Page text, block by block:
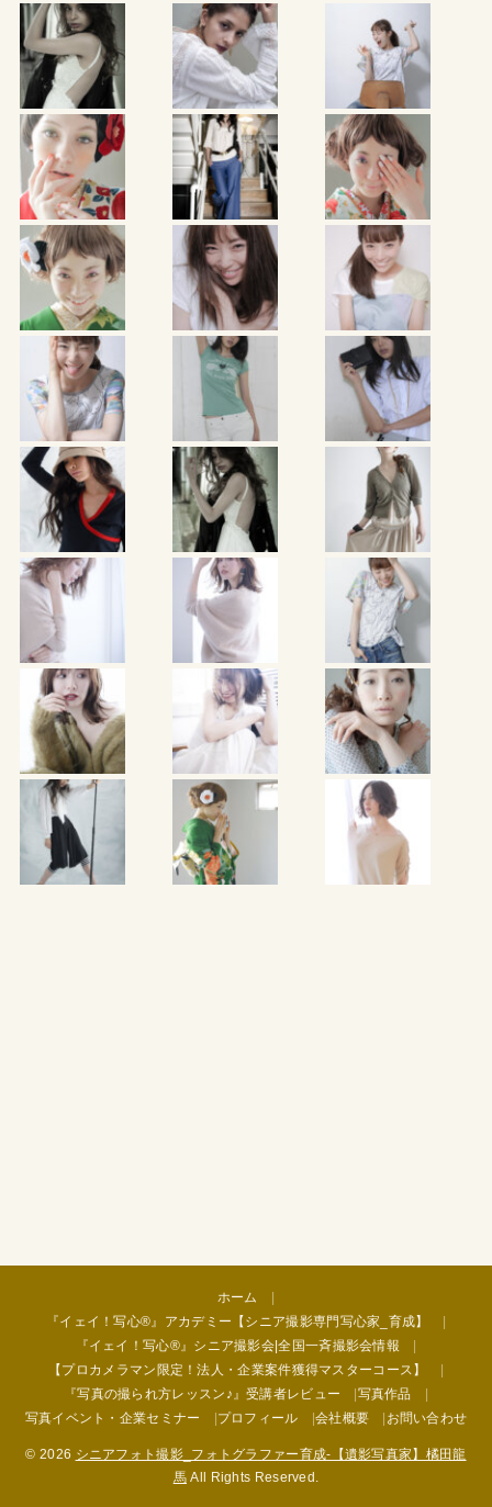
ホーム
『イェイ！写心®︎』アカデミー【シニア撮影専門写心家_育成】
『イェイ！写心®︎』シニア撮影会|全国一斉撮影会情報
【プロカメラマン限定！法人・企業案件獲得マスターコース】
『写真の撮られ方レッスン♪』受講者レビュー
写真作品
写真イベント・企業セミナー
プロフィール 会社概要 お問い合わせ
© 2026 シニアフォト撮影_フォトグラファー育成-【遺影写真家】橘田龍
馬 All Rights Reserved.